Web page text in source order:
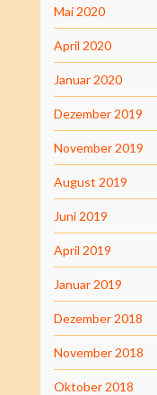
Mai 2020
April 2020
Januar 2020
Dezember 2019
November 2019
August 2019
Juni 2019
April 2019
Januar 2019
Dezember 2018
November 2018
Oktober 2018